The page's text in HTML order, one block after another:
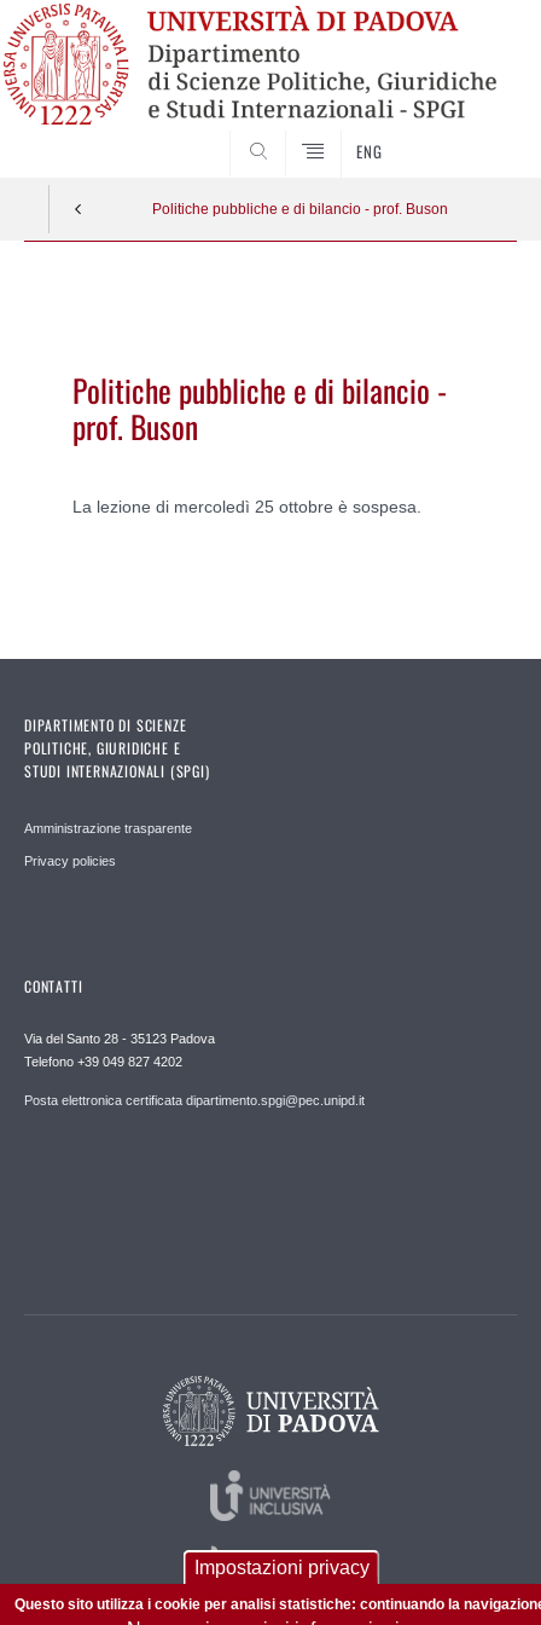
ENG
Politiche pubbliche e di bilancio - prof. Buson
Politiche pubbliche e di bilancio -
prof. Buson
La lezione di mercoledì 25 ottobre è sospesa.
DIPARTIMENTO DI SCIENZE
POLITICHE, GIURIDICHE E
STUDI INTERNAZIONALI (SPGI)
Amministrazione trasparente
Privacy policies
CONTATTI
Via del Santo 28 - 35123 Padova
Telefono +39 049 827 4202
Posta elettronica certificata dipartimento.spgi@pec.unipd.it
Impostazioni privacy
Questo sito utilizza i cookie per analisi statistiche: continuando la